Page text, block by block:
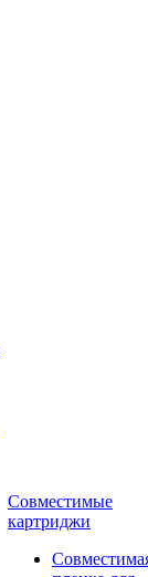
Совместимые
картриджи